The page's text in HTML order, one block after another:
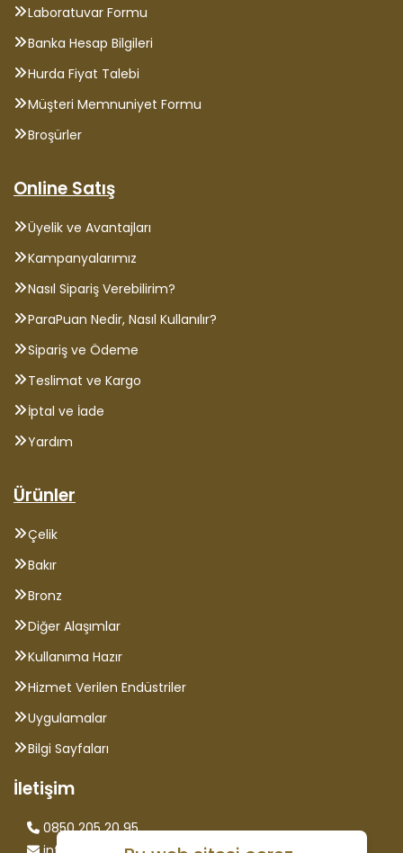
Laboratuvar Formu
Banka Hesap Bilgileri
Hurda Fiyat Talebi
Müşteri Memnuniyet Formu
Broşürler
Online Satış
Üyelik ve Avantajları
Kampanyalarımız
Nasıl Sipariş Verebilirim?
ParaPuan Nedir, Nasıl Kullanılır?
Sipariş ve Ödeme
Teslimat ve Kargo
İptal ve İade
Yardım
Ürünler
Çelik
Bakır
Bronz
Diğer Alaşımlar
Kullanıma Hazır
Hizmet Verilen Endüstriler
Uygulamalar
Bilgi Sayfaları
İletişim
0850 205 20 95